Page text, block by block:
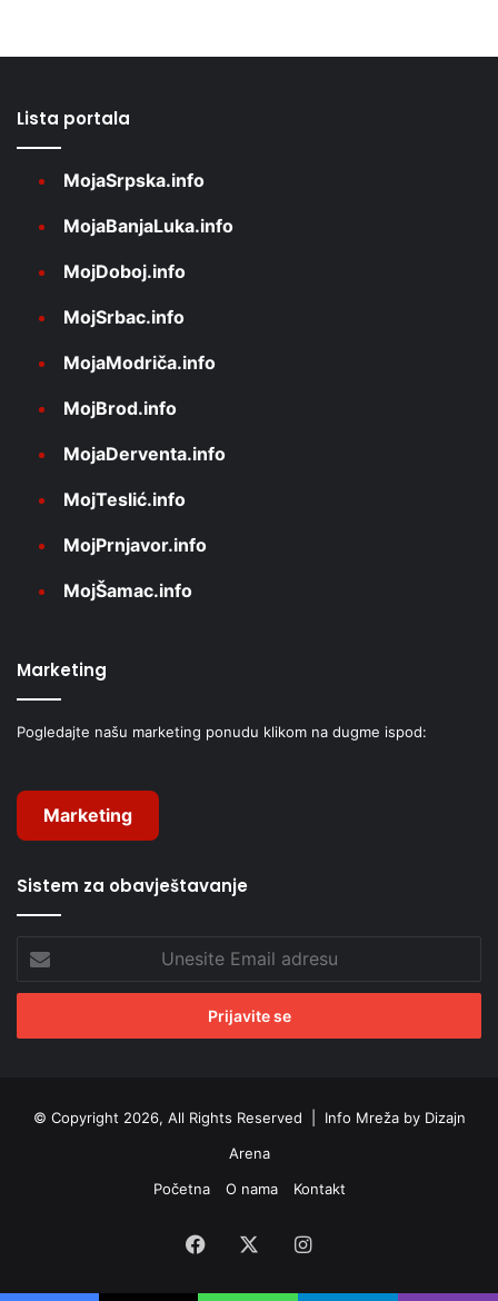
Lista portala
MojaSrpska.info
MojaBanjaLuka.info
MojDoboj.info
MojSrbac.info
MojaModriča.info
MojBrod.info
MojaDerventa.info
MojTeslić.info
MojPrnjavor.info
MojŠamac.info
Marketing
Pogledajte našu marketing ponudu klikom na dugme ispod:
Marketing
Sistem za obavještavanje
Email
adresu
© Copyright 2026, All Rights Reserved | Info Mreža by Dizajn
Arena
Početna
O nama Kontakt
Facebook Instagram